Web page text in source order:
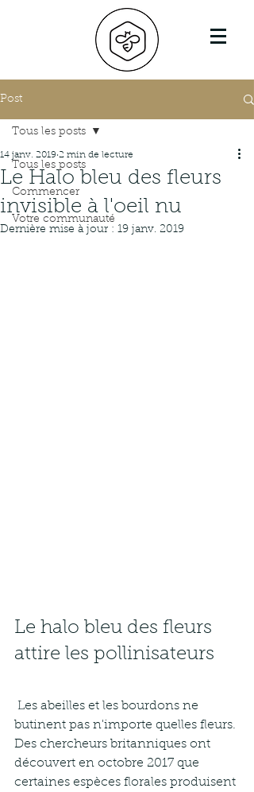
Post
Tous les posts
Commencer
Votre communauté
Tous les posts
Le Halo bleu des fleurs
invisible à l'oeil nu
14 janv. 2019 2 min de lecture
Dernière mise à jour : 19 janv. 2019
Le halo bleu des fleurs
attire les pollinisateurs
butinent pas n'importe quelles fleurs.
Des chercheurs britanniques ont
découvert en octobre 2017 que
certaines espèces florales produisent